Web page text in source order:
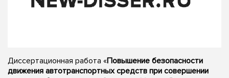
Диссертационная работа «Повышение безопасности
движения автотранспортных средств при совершении